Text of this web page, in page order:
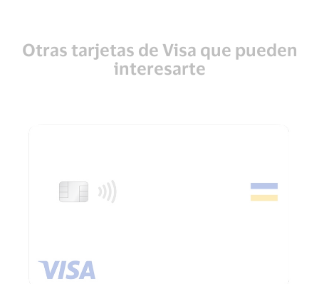
Otras tarjetas de Visa que pueden
interesarte